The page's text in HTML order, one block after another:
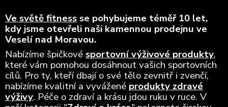
Ve světě fitness se pohybujeme téměř 10 let,
kdy jsme otevřeli naši kamennou prodejnu ve
Veselí nad Moravou.
Nabízíme špičkovésportovní výživové produkty,
které vám pomohou dosáhnout vašich sportovních
cílů. Pro ty, kteří dbají o své tělo zevnitř i zvenčí,
nabízíme kvalitní a vyvážené produkty zdravé
výživy. Péče o zdraví a krásu jdou ruku v ruce. V